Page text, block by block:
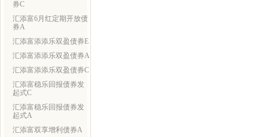
券C
汇添富6月红定期开放债
券A
汇添富添添乐双盈债券E
汇添富添添乐双盈债券A
汇添富添添乐双盈债券C
汇添富稳乐回报债券发
起式C
汇添富稳乐回报债券发
起式A
汇添富双享增利债券A